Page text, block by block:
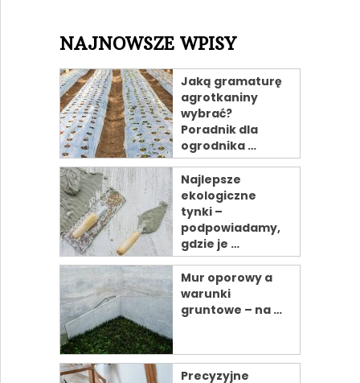
NAJNOWSZE WPISY
Jaką gramaturę
agrotkaniny
wybrać?
Poradnik dla
ogrodnika …
Najlepsze
ekologiczne
tynki –
podpowiadamy,
gdzie je …
Mur oporowy a
warunki
gruntowe – na …
Precyzyjne